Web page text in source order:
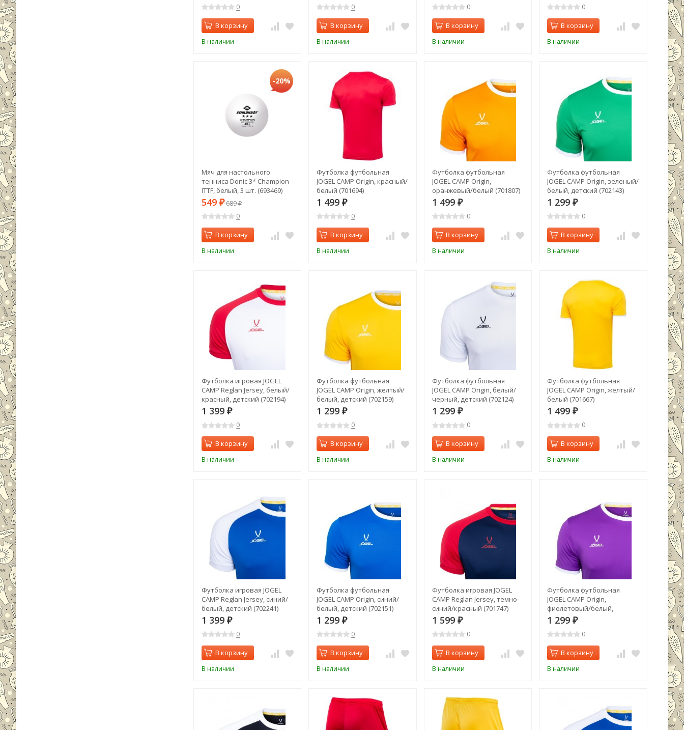
0
В корзину
В наличии
0
В корзину
В наличии
0
В корзину
В наличии
0
В корзину
В наличии
-20%
Мяч для настольного
тенниса Donic 3* Champion
ITTF, белый, 3 шт. (693469)
549 ₽689₽
0
В корзину
В наличии
Футболка футбольная
JOGEL CAMP Origin, красный/
белый (701694)
1 499₽
0
В корзину
В наличии
Футболка футбольная
JOGEL CAMP Origin,
оранжевый/белый (701807)
1 499 ₽
0
В корзину
В наличии
Футболка футбольная
JOGEL CAMP Origin, зеленый/
белый, детский (702143)
1 299₽
0
В корзину
В наличии
Футболка игровая JOGEL
CAMP Reglan Jersey, белый/
красный, детский (702194)
1 399 ₽
0
В корзину
В наличии
Футболка футбольная
JOGEL CAMP Origin, желтый/
белый, детский (702159)
1 299₽
0
В корзину
В наличии
Футболка футбольная
JOGEL CAMP Origin, белый/
черный, детский (702124)
1 299 ₽
0
В корзину
В наличии
Футболка футбольная
JOGEL CAMP Origin, желтый/
белый (701667)
1 499₽
0
В корзину
В наличии
Футболка игровая JOGEL
CAMP Reglan Jersey, синий/
белый, детский (702241)
1 399 ₽
0
В корзину
В наличии
Футболка футбольная
JOGEL CAMP Origin, синий/
белый, детский (702151)
1 299₽
0
В корзину
В наличии
Футболка игровая JOGEL
CAMP Reglan Jersey, темно-
синий/красный (701747)
1 599 ₽
0
В корзину
В наличии
Футболка футбольная
JOGEL CAMP Origin,
фиолетовый/белый,
детский (702201)
1 299₽
0
В корзину
В наличии